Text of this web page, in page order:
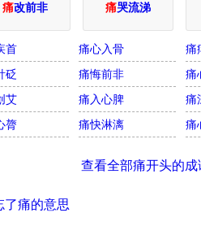
痛改前非 痛哭流涕
首 痛心入骨
痛
砭 痛悔前非
痛
艾 痛入心脾
痛
膂 痛快淋漓 痛
查看全部痛开头的成
了痛的意思